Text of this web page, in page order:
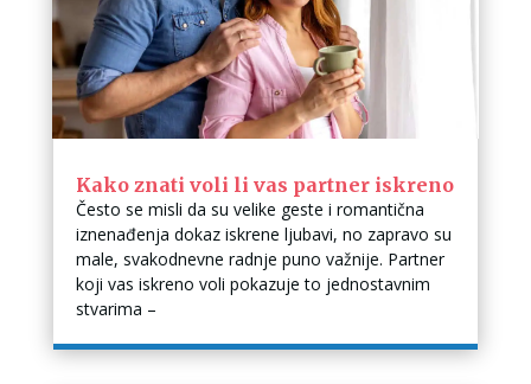
Kako znati voli li vas partner iskreno
Često se misli da su velike geste i romantična
iznenađenja dokaz iskrene ljubavi, no zapravo su
male, svakodnevne radnje puno važnije. Partner
koji vas iskreno voli pokazuje to jednostavnim
stvarima –